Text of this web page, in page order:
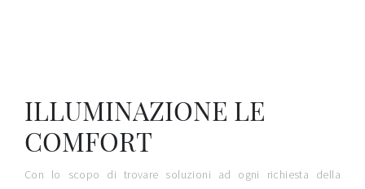
ILLUMINAZIONE LE
COMFORT
Con lo scopo di trovare soluzioni ad ogni richiesta della